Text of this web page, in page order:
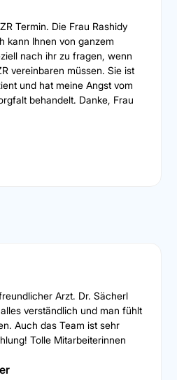
Termin. Die Frau Rashidy
kann Ihnen von ganzem
nach ihr zu fragen, wenn
vereinbaren müssen. Sie ist
und hat meine Angst vom
behandelt. Danke, Frau
Arzt. Dr. Sächerl
verständlich und man fühlt
Auch das Team ist sehr
Tolle Mitarbeiterinnen